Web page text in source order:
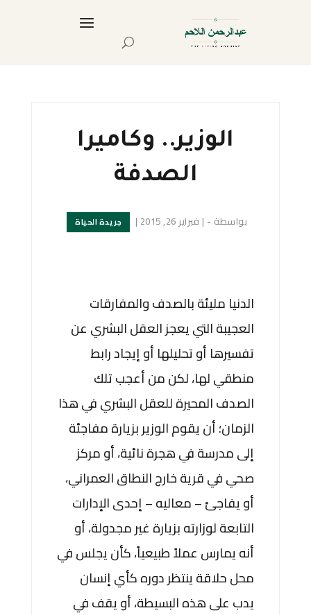
الوزير.. وكاميرا
الصدفة
بواسطة -
| فبراير 26, 2015 | جريدة الحياة
الدنيا مليئة بالصدف والمفارقات
العجيبة التي يعجز العقل البشري عن
تفسيرها أو تحليلها أو إيجاد رابط
منطقي لها، لكن من أعجب تلك
الصدف المحيرة للعقل البشري في هذا
الزمان؛ أن يقوم الوزير بزيارة مفاجئة
إلى مدرسة في هجرة نائية، أو مركز
صحي في قرية خارج النطاق العمراني،
أو يفاجئ – معاليه – إحدى الإدارات
التابعة لوزارته بزيارة غير مجدولة، أو
أنه يمارس عملاً طبيعياً، كأن يجلس في
محل حلاقة ينتظر دوره كأي إنسان
يدب على هذه البسيطة، أو يقف في